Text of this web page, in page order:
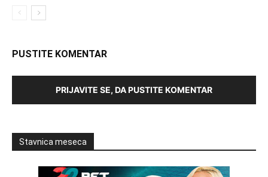
PUSTITE KOMENTAR
PRIJAVITE SE, DA PUSTITE KOMENTAR
Stavnica meseca